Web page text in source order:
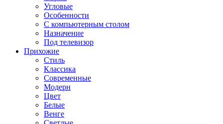
Угловые
Особенности
С компьютерным столом
Назначение
Под телевизор
Прихожие
Стиль
Классика
Современные
Модерн
Цвет
Белые
Венге